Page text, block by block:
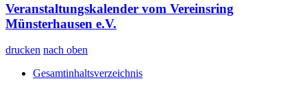
Veranstaltungskalender vom Vereinsring
Münsterhausen e.V.
drucken nach oben
Gesamtinhaltsverzeichnis